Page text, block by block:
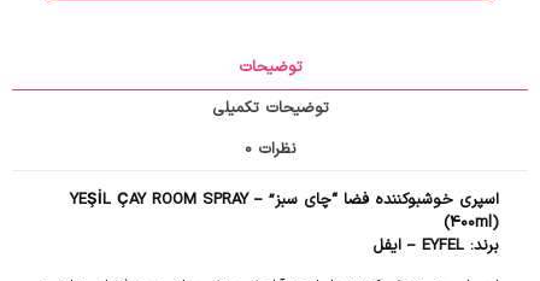
توضیحات
توضیحات تکمیلی
نظرات0
اسپری خوشبوکننده فضا “چای سبز” – YEŞİL ÇAY ROOM SPRAY
(400ml)
برند: EYFEL – ایفل